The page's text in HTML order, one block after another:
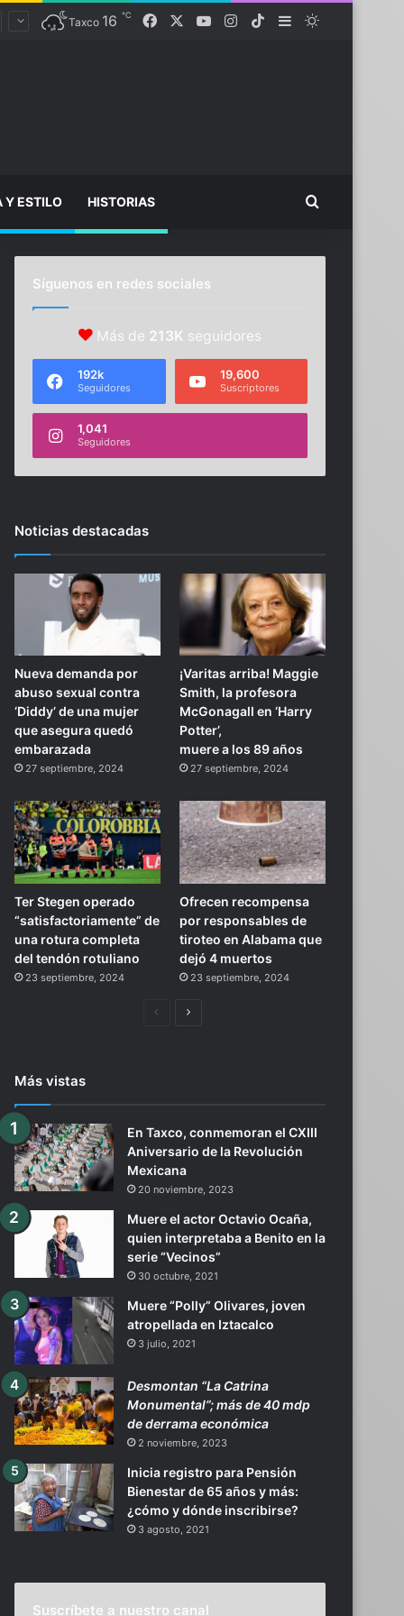
Taxco 16 ℃ FacebookYouTubeInstagram
TikTokSidebarSwitch skin
Y ESTILO HISTORIAS Buscar...
Síguenos en redes sociales
Más de 213K seguidores
192k
Seguidores
19,600
Suscriptores
1,041
Seguidores
Noticias destacadas
Nueva demanda por
abuso sexual contra
‘Diddy’ de una mujer
que asegura quedó
embarazada
27 septiembre, 2024
¡Varitas arriba! Maggie
Smith, la profesora
McGonagall en ‘Harry
Potter’,
muere a los 89 años
27 septiembre, 2024
Ter Stegen operado
“satisfactoriamente” de
una rotura completa
del tendón rotuliano
23 septiembre, 2024
Ofrecen recompensa
por responsables de
tiroteo en Alabama que
dejó 4 muertos
23 septiembre, 2024
PáginaSiguiente
Más vistas
En Taxco, conmemoran el CXIII
Aniversario de la Revolución
Mexicana
20 noviembre, 2023
Muere el actor Octavio Ocaña,
quien interpretaba a Benito en la
serie “Vecinos”
30 octubre, 2021
Muere “Polly” Olivares, joven
atropellada en Iztacalco
3 julio, 2021
Desmontan “La Catrina
Monumental”; más de 40 mdp
de derrama económica
2 noviembre, 2023
Inicia registro para Pensión
Bienestar de 65 años y más:
¿cómo y dónde inscribirse?
3 agosto, 2021
Suscríbete a nuestro canal